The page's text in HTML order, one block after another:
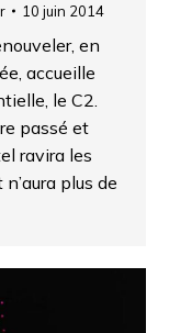
10 juin 2014
en
accueille
le C2.
passé et
ravira les
plus de